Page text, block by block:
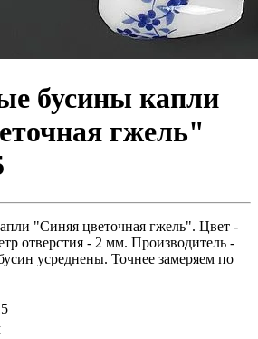
бусины капли
гжель"
"Синяя цветочная гжель". Цвет -
отверстия - 2 мм. Производитель -
усреднены. Точнее замеряем по